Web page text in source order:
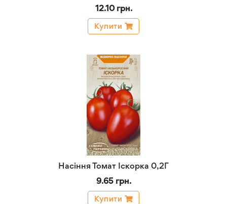
12.10 грн.
Купити
Насіння Томат Іскорка 0,2Г
9.65 грн.
Купити